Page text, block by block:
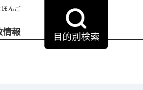
んご
情報 目的別検索